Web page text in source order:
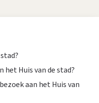
het Huis van de stad?
aan het Huis van